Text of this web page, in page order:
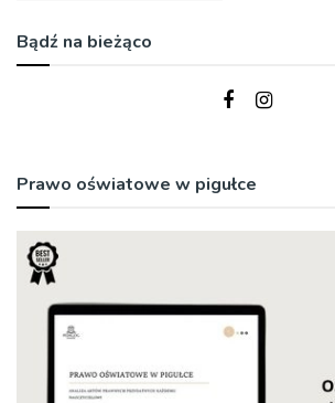
Bądź na bieżąco
Prawo oświatowe w pigułce